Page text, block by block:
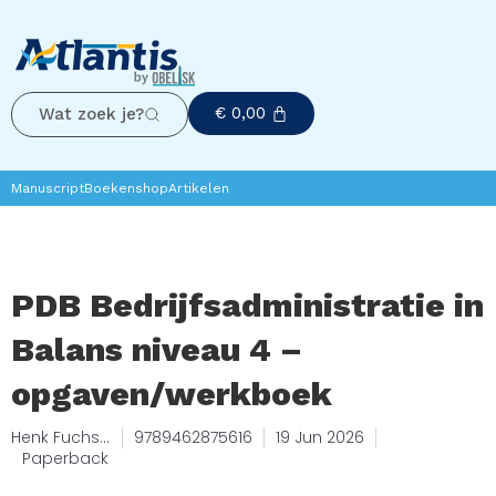
Wat zoek je? € 0,00
ManuscriptBoekenshopArtikelen
PDB Bedrijfsadministratie in
Balans niveau 4 –
opgaven/werkboek
Henk Fuchs,
Sarina van
9789462875616
19 Jun 2026
Paperback